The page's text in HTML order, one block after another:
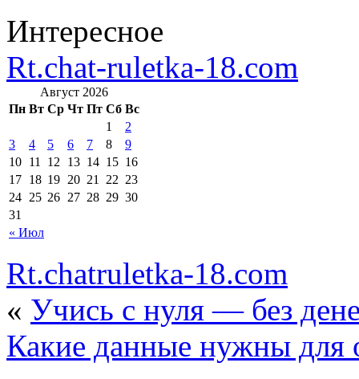
Интересное
Rt.chat-ruletka-18.com
Август 2026
Пн Вт Ср Чт Пт Сб Вс
« Июл
1
2
3
4 5 6 7 8
9
10 11 12 13 14 15 16
17 18 19 20 21 22 23
24 25 26 27 28 29 30
31
Rt.chatruletka-18.com
« Учись с нуля — без
Какие данные нужны для